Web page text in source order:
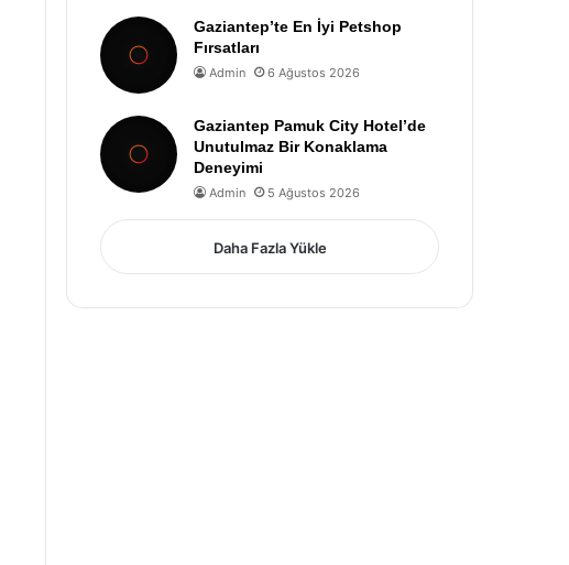
Gaziantep’te En İyi Petshop
Fırsatları
Admin 6 Ağustos 2026
Gaziantep Pamuk City Hotel’de
Unutulmaz Bir Konaklama
Deneyimi
Admin 5 Ağustos 2026
Daha Fazla Yükle